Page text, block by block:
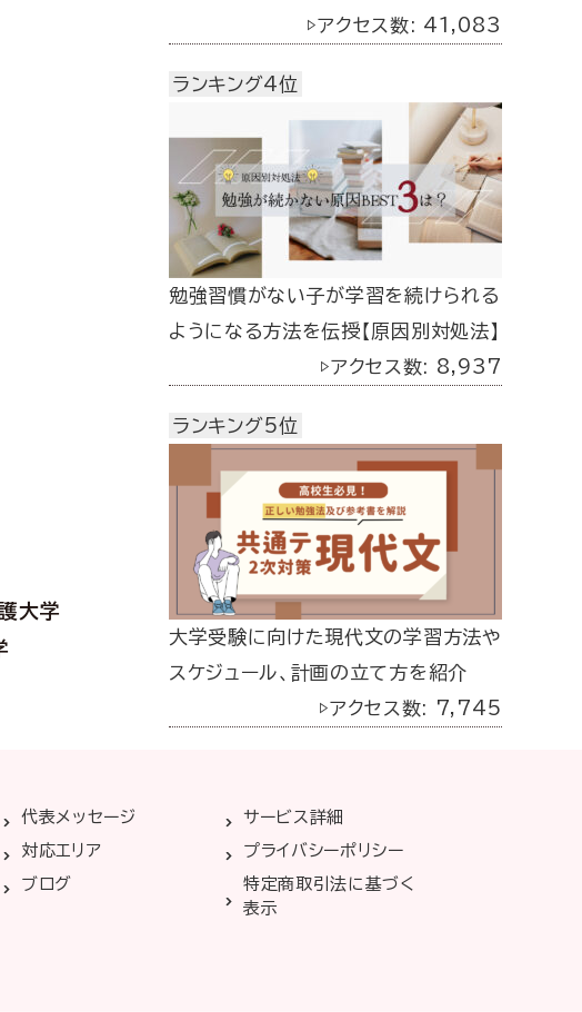
大学
▷アクセス数: 41,083
ランキング4位
勉強習慣がない子が学習を続けられる
ようになる方法を伝授【原因別対処法】
▷アクセス数: 8,937
ランキング5位
大学受験に向けた現代文の学習方法や
スケジュール、計画の立て方を紹介
▷アクセス数: 7,745
代表メッセージ
サービス詳細
対応エリア
プライバシーポリシー
ブログ
特定商取引法に基づく
表示